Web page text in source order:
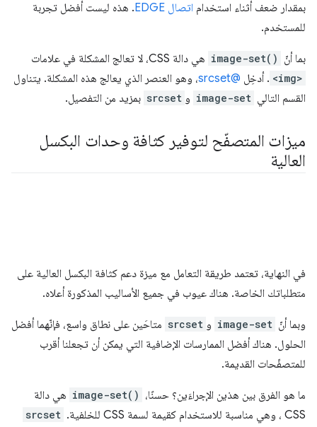
بمقدار ضعف أثناء استخدام اتصال EDGE
. هذه ليست أفضل تجربة
للمستخدم.
بما أنّ image-set() هي دالة CSS، لا تعالج المشكلة في علامات
<img> . أدخِل @srcset
، وهو العنصر الذي يعالج هذه المشكلة. يتناول
القسم التالي image-set و srcset بمزيد من التفصيل.
ميزات المتصفّح لتوفير كثافة وحدات البكسل
العالية
في النهاية، تعتمد طريقة التعامل مع ميزة دعم كثافة البكسل العالية على
متطلباتك الخاصة. هناك عيوب في جميع الأساليب المذكورة أعلاه.
وبما أنّ image-set و srcset متاحَين على نطاق واسع، فإنّهما أفضل
الحلول. هناك أفضل الممارسات الإضافية التي يمكن أن تجعلنا أقرب
للمتصفّحات القديمة.
ما هو الفرق بين هذين الإجراءَين؟ حسنًا، image-set() هي دالة
CSS ، وهي مناسبة للاستخدام كقيمة لسمة CSS للخلفية.
srcset